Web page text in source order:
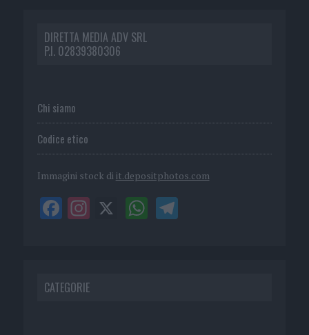
DIRETTA MEDIA ADV SRL
P.I. 02839380306
Chi siamo
Codice etico
Immagini stock di it.depositphotos.com
CATEGORIE